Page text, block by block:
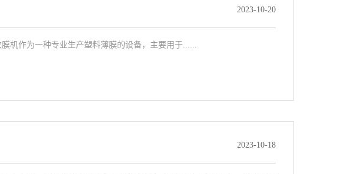
2023-10-20
机作为一种专业生产塑料薄膜的设备，主要用于......
2023-10-18